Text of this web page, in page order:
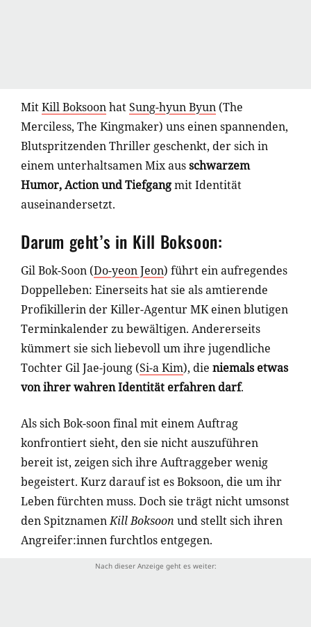
MitKill BoksoonhatSung-hyun Byun (The
Merciless, The Kingmaker) uns einen spannenden,
Blutspritzenden Thriller geschenkt, der sich in
einem unterhaltsamen Mix ausschwarzem
Humor, Action und Tiefgangmit Identität
auseinandersetzt.
Darum geht’s in Kill Boksoon:
Gil Bok-Soon (Do-yeon Jeon) führt ein aufregendes
Doppelleben: Einerseits hat sie als amtierende
Profikillerin der Killer-Agentur MK einen blutigen
Terminkalender zu bewältigen. Andererseits
kümmert sie sich liebevoll um ihre jugendliche
Tochter Gil Jae-joung (Si-a Kim), die niemals etwas
von ihrer wahren Identität erfahren darf.
Als sich Bok-soon final mit einem Auftrag
konfrontiert sieht, den sie nicht auszuführen
bereit ist, zeigen sich ihre Auftraggeber wenig
begeistert. Kurz darauf ist es Boksoon, die um ihr
Leben fürchten muss. Doch sie trägt nicht umsonst
den SpitznamenKill Boksoon und stellt sich ihren
Angreifer:innen furchtlos entgegen.